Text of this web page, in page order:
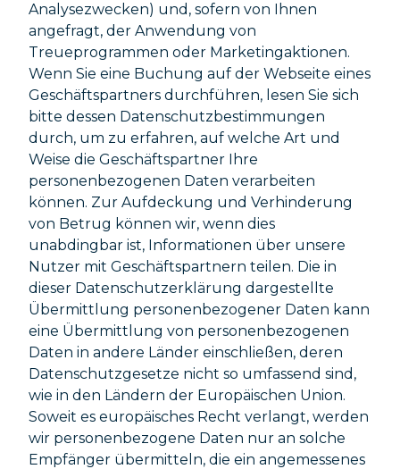
Analysezwecken) und, sofern von Ihnen
angefragt, der Anwendung von
Treueprogrammen oder Marketingaktionen.
Wenn Sie eine Buchung auf der Webseite eines
Geschäftspartners durchführen, lesen Sie sich
bitte dessen Datenschutzbestimmungen
durch, um zu erfahren, auf welche Art und
Weise die Geschäftspartner Ihre
personenbezogenen Daten verarbeiten
können. Zur Aufdeckung und Verhinderung
von Betrug können wir, wenn dies
unabdingbar ist, Informationen über unsere
Nutzer mit Geschäftspartnern teilen. Die in
dieser Datenschutzerklärung dargestellte
Übermittlung personenbezogener Daten kann
eine Übermittlung von personenbezogenen
Daten in andere Länder einschließen, deren
Datenschutzgesetze nicht so umfassend sind,
wie in den Ländern der Europäischen Union.
Soweit es europäisches Recht verlangt, werden
wir personenbezogene Daten nur an solche
Empfänger übermitteln, die ein angemessenes